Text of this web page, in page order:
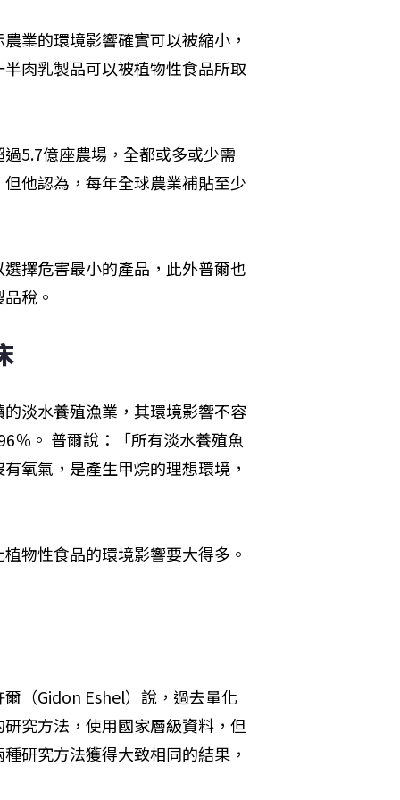
業的環境影響確實可以被縮小，
肉乳製品可以被植物性食品所取
5.7億座農場，全都或多或少需
他認為，每年全球農業補貼至少
擇危害最小的產品，此外普爾也
稅。
淡水養殖漁業，其環境影響不容
％。 普爾說：「所有淡水養殖魚
氧氣，是產生甲烷的理想環境，
物性食品的環境影響要大得多。
（Gidon Eshel）說，過去量化
究方法，使用國家層級資料，但
研究方法獲得大致相同的結果，